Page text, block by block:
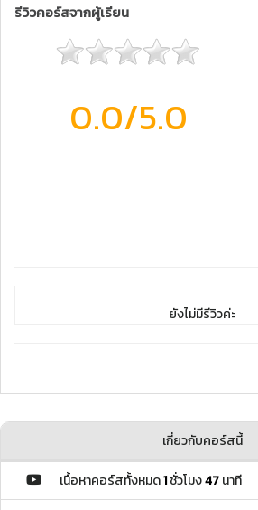
รีวิวคอร์สจากผู้เรียน
0.0/5.0
ยังไม่มีรีวิวค่ะ
เกี่ยวกับคอร์สนี้
เนื้อหาคอร์สทั้งหมด1ชั่วโมง47นาที